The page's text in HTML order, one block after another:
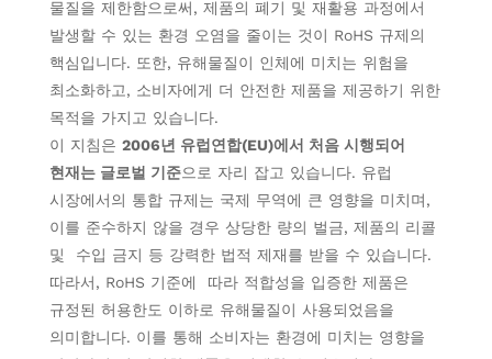
물질을 제한함으로써, 제품의 폐기 및 재활용 과정에서
발생할 수 있는 환경 오염을 줄이는 것이 RoHS 규제의
핵심입니다. 또한, 유해물질이 인체에 미치는 위험을
최소화하고, 소비자에게 더 안전한 제품을 제공하기 위한
목적을 가지고 있습니다.
이 지침은 2006년 유럽연합(EU)에서 처음 시행되어
현재는 글로벌 기준으로 자리 잡고 있습니다. 유럽
시장에서의 통합 규제는 국제 무역에 큰 영향을 미치며,
이를 준수하지 않을 경우 상당한 량의 벌금, 제품의 리콜
및 수입 금지 등 강력한 법적 제재를 받을 수 있습니다.
따라서, RoHS 기준에 따라 적합성을 입증한 제품은
규정된 허용한도 이하로 유해물질이 사용되었음을
의미합니다. 이를 통해 소비자는 환경에 미치는 영향을